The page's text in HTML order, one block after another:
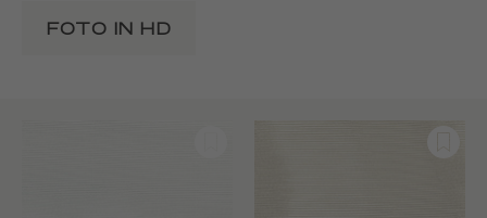
FOTO IN HD